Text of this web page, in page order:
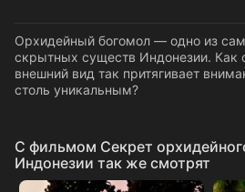
Орхидейный богомол — одно из
скрытных существ Индонезии. Как
внешний вид так притягивает
столь уникальным?
C фильмом Секрет
Индонезии так же смотрят